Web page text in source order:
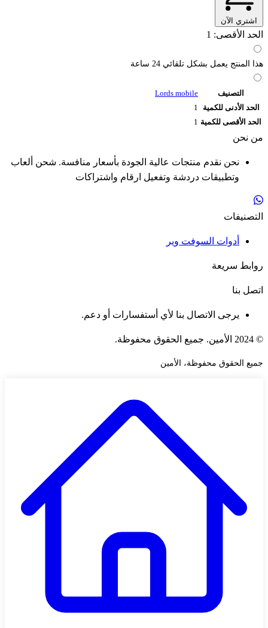
اشتري الآن
الحد الأقصى: 1
هذا المنتج يعمل بشكل تلقائي 24 ساعة
التصنيف
Lords mobile
الحد الأدنى للكمية
1
الحد الأقصى للكمية 1
من نحن
نحن نقدم منتجات عالية الجودة بأسعار منافسة. شحن ألعاب
وتطبيقات دردشة وتفعيل ارقام واشتراكات
التصنيفات
أدوات السوفت وير
روابط سريعة
اتصل بنا
يرجى الاتصال بنا لأي أستفسارات أو دعم.
© 2024 الأمين. جميع الحقوق محفوظة.
جميع الحقوق محفوظة، الأمين